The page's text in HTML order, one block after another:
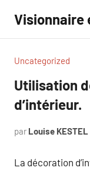
contenu
Visionnaire
Uncategorized
Utilisation
d’intérieur.
par Louise KESTEL
La décoration